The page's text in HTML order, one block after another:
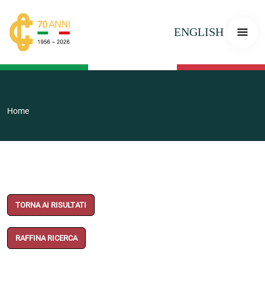
ENGLISH
Home
TORNA AI RISULTATI
RAFFINA RICERCA